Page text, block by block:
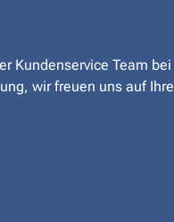
Kundenservice Team bei
wir freuen uns auf Ihre